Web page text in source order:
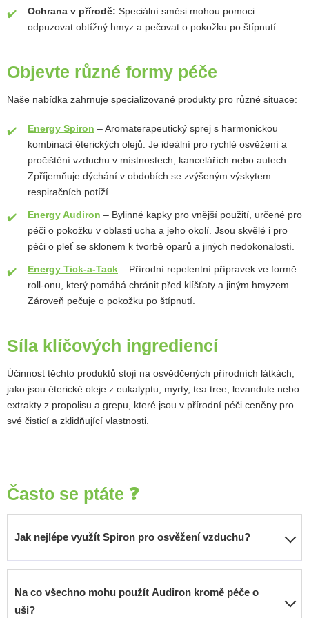
Ochrana v přírodě: Speciální směsi mohou pomoci
odpuzovat obtížný hmyz a pečovat o pokožku po štípnutí.
Objevte různé formy péče
Naše nabídka zahrnuje specializované produkty pro různé situace:
Energy Spiron – Aromaterapeutický sprej s harmonickou
kombinací éterických olejů. Je ideální pro rychlé osvěžení a
pročištění vzduchu v místnostech, kancelářích nebo autech.
Zpříjemňuje dýchání v obdobích se zvýšeným výskytem
respiračních potíží.
Energy Audiron – Bylinné kapky pro vnější použití, určené pro
péči o pokožku v oblasti ucha a jeho okolí. Jsou skvělé i pro
péči o pleť se sklonem k tvorbě oparů a jiných nedokonalostí.
Energy Tick-a-Tack – Přírodní repelentní přípravek ve formě
roll-onu, který pomáhá chránit před klíšťaty a jiným hmyzem.
Zároveň pečuje o pokožku po štípnutí.
Síla klíčových ingrediencí
Účinnost těchto produktů stojí na osvědčených přírodních látkách,
jako jsou éterické oleje z eukalyptu, myrty, tea tree, levandule nebo
extrakty z propolisu a grepu, které jsou v přírodní péči ceněny pro
své čisticí a zklidňující vlastnosti.
Často se ptáte ❓
Jak nejlépe využít Spiron pro osvěžení vzduchu?
volného prostoru místnosti. Pro delší a jemnější účinek jej
můžete aplikovat na savé předměty, jako jsou polštářky,
Na co všechno mohu použít Audiron kromě péče o
uši?